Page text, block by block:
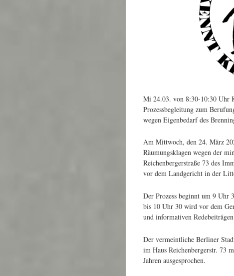
Mi 24.03. von 8:30-10:30 Uhr
Prozessbegleitung zum
wegen Eigenbedarf des
Am Mittwoch, den 24. März
Räumungsklagen wegen der
Reichenbergerstraße 73 des
vor dem Landgericht in der
Der Prozess beginnt um 9 Uhr
bis 10 Uhr 30 wird vor dem
und informativen
Der vermeintliche Berliner
im Haus Reichenbergerstr. 73
Jahren ausgesprochen.